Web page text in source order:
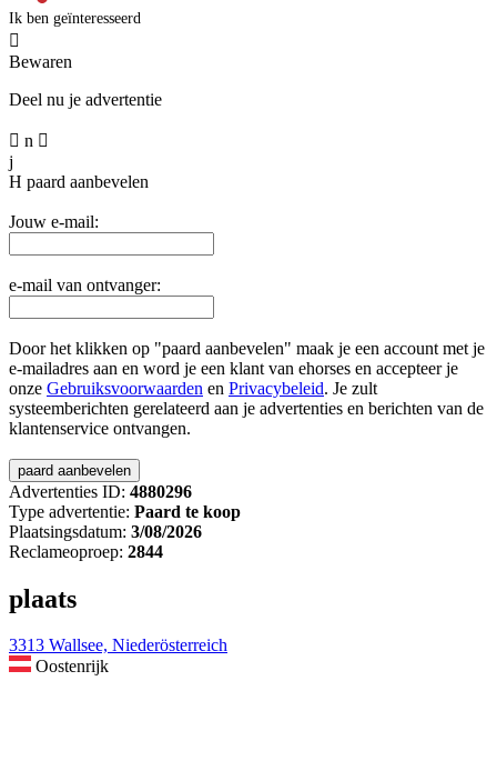
Ik ben geïnteresseerd

Bewaren
Deel nu je advertentie
 n 
j
H paard aanbevelen
Jouw e-mail:
e-mail van ontvanger:
Door het klikken op "paard aanbevelen" maak je een account met je
e-mailadres aan en word je een klant van ehorses en accepteer je
onze Gebruiksvoorwaarden en Privacybeleid. Je zult
systeemberichten gerelateerd aan je advertenties en berichten van de
klantenservice ontvangen.
Advertenties ID: 4880296
Type advertentie: Paard te koop
Plaatsingsdatum: 3/08/2026
Reclameoproep: 2844
plaats
3313 Wallsee, Niederösterreich
Oostenrijk